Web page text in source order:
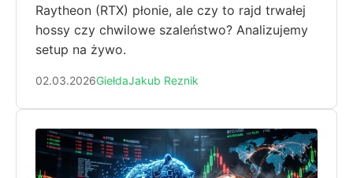
Raytheon (RTX) płonie, ale czy to rajd trwałej
hossy czy chwilowe szaleństwo? Analizujemy
setup na żywo.
02.03.2026GiełdaJakub Reznik